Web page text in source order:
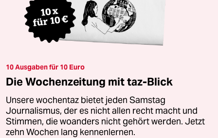
10 Ausgaben für 10 Euro
Die Wochenzeitung mit taz-Blick
Unsere wochentaz bietet jeden Samstag
Journalismus, der es nicht allen recht macht und
Stimmen, die woanders nicht gehört werden. Jetzt
zehn Wochen lang kennenlernen.